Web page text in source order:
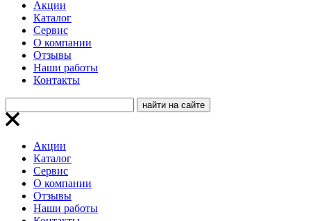
Акции
Каталог
Сервис
О компании
Отзывы
Наши работы
Контакты
Акции
Каталог
Сервис
О компании
Отзывы
Наши работы